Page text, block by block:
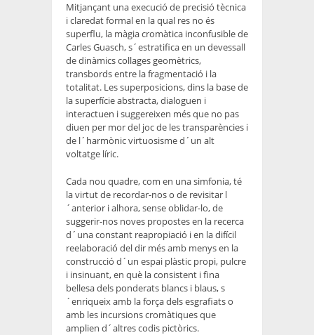
Mitjançant una execució de precisió tècnica
i claredat formal en la qual res no és
superflu, la màgia cromàtica inconfusible de
Carles Guasch, s´estratifica en un devessall
de dinàmics collages geomètrics,
transbords entre la fragmentació i la
totalitat. Les superposicions, dins la base de
la superfície abstracta, dialoguen i
interactuen i suggereixen més que no pas
diuen per mor del joc de les transparències i
de l´harmònic virtuosisme d´un alt
voltatge líric.
Cada nou quadre, com en una simfonia, té
la virtut de recordar-nos o de revisitar l
´anterior i alhora, sense oblidar-lo, de
suggerir-nos noves propostes en la recerca
d´una constant reapropiació i en la difícil
reelaboració del dir més amb menys en la
construcció d´un espai plàstic propi, pulcre
i insinuant, en què la consistent i fina
bellesa dels ponderats blancs i blaus, s
´enriqueix amb la força dels esgrafiats o
amb les incursions cromàtiques que
amplien d´altres codis pictòrics.